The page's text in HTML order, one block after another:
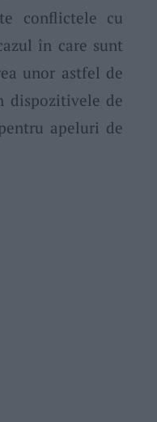
conflictele cu
în care sunt
unor astfel de
dispozitivele de
apeluri de